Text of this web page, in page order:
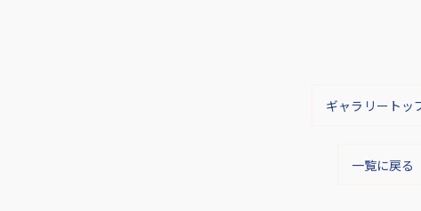
ギャラリートッ
一覧に戻る